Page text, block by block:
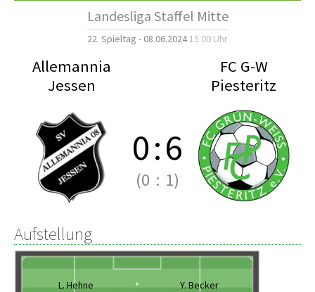
Landesliga Staffel Mitte
22. Spieltag - 08.06.202415:00 Uhr
Allemannia
Jessen
FC G-W
Piesteritz
0:6
(0 : 1)
Aufstellung
L. Hehne Y. Becker